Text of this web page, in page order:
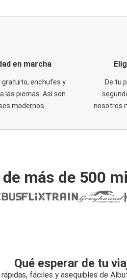
en marcha
gratuito, enchufes y
las piernas. Así son
modernos.
De tu
nosotros
más de 500
Qué esperar de tu
fáciles y asequibles de